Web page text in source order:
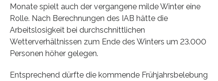
Monate spielt auch der vergangene milde Winter eine
Rolle. Nach Berechnungen des IAB hätte die
Arbeitslosigkeit bei durchschnittlichen
Wetterverhältnissen zum Ende des Winters um 23.000
Personen höher gelegen.
Entsprechend dürfte die kommende Frühjahrsbelebung